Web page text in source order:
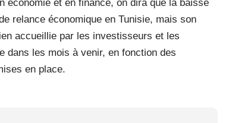
et en finance, on dira que la baisse
relance économique en Tunisie, mais son
accueillie par les investisseurs et les
dans les mois à venir, en fonction des
en place.